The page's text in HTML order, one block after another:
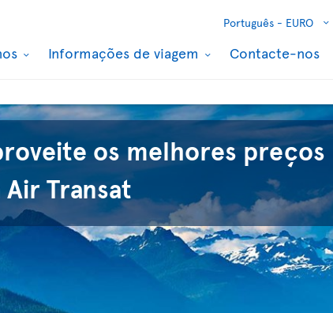
Português - EURO
Informações de viagem Contacte-nos
os melhores preços
Air Transat